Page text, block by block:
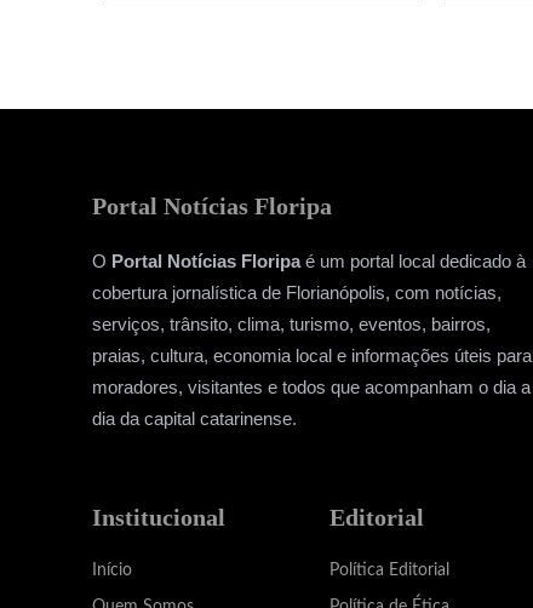
Portal Notícias Floripa
O Portal Notícias Floripaé um portal local dedicado à
cobertura jornalística de Florianópolis, com notícias,
serviços, trânsito, clima, turismo, eventos, bairros,
praias, cultura, economia local e informações úteis para
moradores, visitantes e todos que acompanham o dia a
dia da capital catarinense.
Institucional
Início
Editorial
Política Editorial